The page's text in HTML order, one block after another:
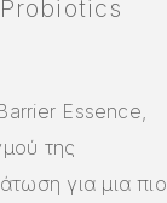
Essence,
της
για μια πιο